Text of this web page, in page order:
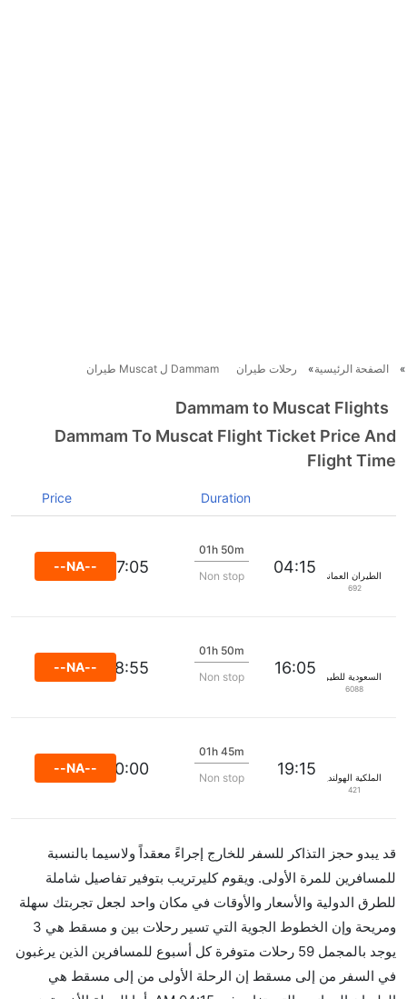
الصفحة الرئيسية رحلات طيران Dammam ل Muscat طيران
Dammam to Muscat Flights
Dammam To Muscat Flight Ticket Price
Flight
Duration
Price
الطيران العماني 04:15
01h 50m
Non stop
07:05
السعودية للطيران
6088
16:05
01h 50m
Non stop
18:55
الملكية الهولندية كي إل إم
19:15
01h 45m
Non stop
22:00:00
يبدو حجز التذاكر للسفر للخارج إجراءً معقداً ولاسيما بالنسبة
للمرة الأولى. ويقوم كليرتريب بتوفير تفاصيل شاملة
الدولية والأسعار والأوقات في مكان واحد لجعل تجربتك سهلة
ومريحة وإن الخطوط الجوية التي تسير رحلات بين و مسقط هي 3
يوجد بالمجمل 59 رحلات متوفرة كل أسبوع للمسافرين الذين يرغبون
السفر من إلى مسقط إن الرحلة الأولى من إلى مسقط هي